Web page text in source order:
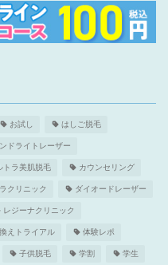
お試し はしご脱毛
ドライトレーザー
トラ美肌脱毛 カウンセリング
クリニック ダイオードレーザー
レジーナクリニック
えトライアル 体験レポ
子供脱毛 学割 学生